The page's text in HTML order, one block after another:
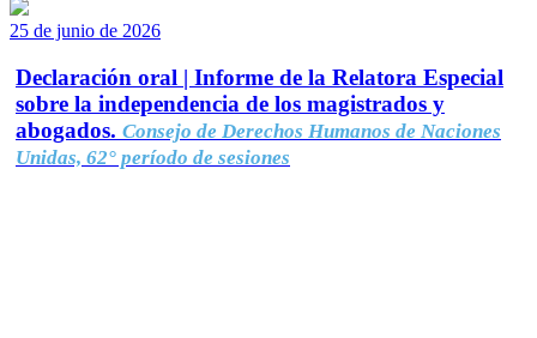
25 de junio de 2026
Declaración oral | Informe de la Relatora Especial
sobre la independencia de los magistrados y
abogados. Consejo de Derechos Humanos de Naciones
Unidas, 62° período de sesiones